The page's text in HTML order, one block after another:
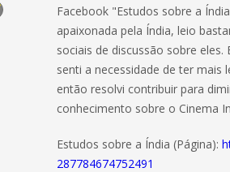
Facebook "Estudos sobre a
apaixonada pela Índia, leio
sociais de discussão sobre
senti a necessidade de ter
então resolvi contribuir para
conhecimento sobre o Cinema
Estudos sobre a Índia (Página):
287784674752491